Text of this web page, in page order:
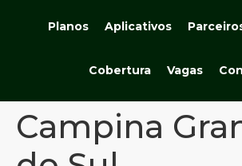
Planos Aplicativos
Cobertura Vagas
Campina